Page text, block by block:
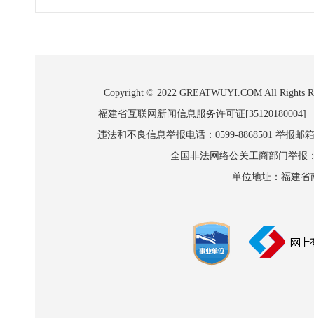
Copyright © 2022 GREATWUYI.COM All Rights
福建省互联网新闻信息服务许可证
违法和不良信息举报电话：0599-8868501 举报邮
全国非法网络公关工商部门举报
单位地址：福建省